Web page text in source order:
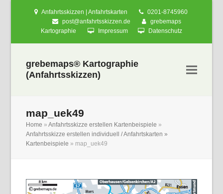
Anfahrtsskizzen | Anfahrtskarten
0201-8745960
post@anfahrtsskizzen.de
grebemaps
Kartographie
Impressum Datenschutz
grebemaps® Kartographie
(Anfahrtsskizzen)
map_uek49
Home »Anfahrtsskizze erstellen Kartenbeispiele »
Anfahrtsskizze erstellen individuell / Anfahrtskarten »
Kartenbeispiele » map_uek49